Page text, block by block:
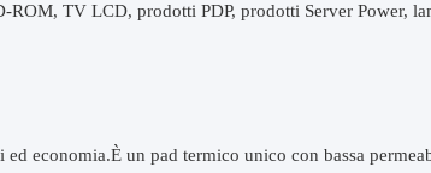
TV LCD, prodotti PDP, prodotti Server Power,
economia.È un pad termico unico con bassa